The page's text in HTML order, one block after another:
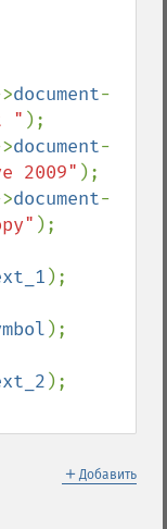
document-
"
document-
2009"
document-
＋ Добавить